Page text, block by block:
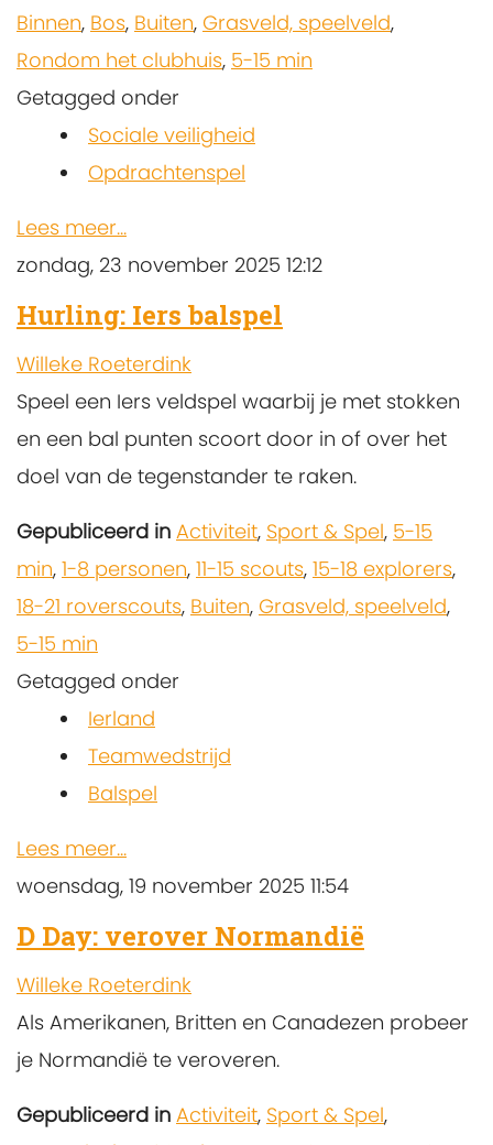
Binnen, Bos, Buiten, Grasveld, speelveld,
Rondom het clubhuis, 5-15 min
Getagged onder
Sociale veiligheid
Opdrachtenspel
Lees meer...
zondag, 23 november 2025 12:12
Hurling: Iers balspel
Willeke Roeterdink
Speel een Iers veldspel waarbij je met stokken
en een bal punten scoort door in of over het
doel van de tegenstander te raken.
Gepubliceerd in Activiteit, Sport & Spel, 5-15
min, 1-8 personen, 11-15 scouts, 15-18 explorers,
18-21 roverscouts, Buiten, Grasveld, speelveld,
5-15 min
Getagged onder
Ierland
Teamwedstrijd
Balspel
Lees meer...
woensdag, 19 november 2025 11:54
D Day: verover Normandië
Willeke Roeterdink
Als Amerikanen, Britten en Canadezen probeer
je Normandië te veroveren.
Gepubliceerd in Activiteit, Sport & Spel,